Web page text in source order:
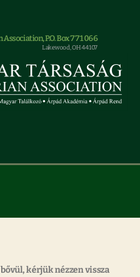
P.O. Box 771066
Lakewood, OH 44107
kérjük nézzen vissza